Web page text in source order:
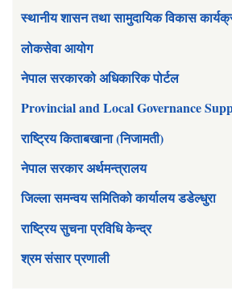
स्थानीय शासन तथा सामुदायिक विकास
लोकसेवा आयोग
नेपाल सरकारको अधिकारिक पोर्टल
Provincial and Local Governance
राष्ट्रिय किताबखाना (निजामती)
नेपाल सरकार अर्थमन्त्रालय
जिल्ला समन्वय समितिको कार्यालय डडेल्धुरा
राष्ट्रिय सुचना प्रविधि केन्द्र
श्रम संसार प्रणाली